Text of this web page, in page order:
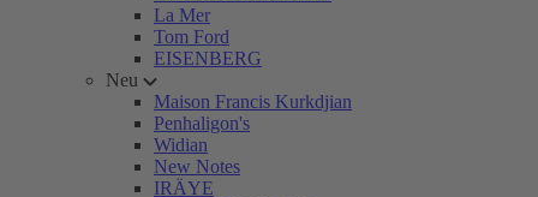
La Mer
Tom Ford
EISENBERG
Neu
Maison Francis Kurkdjian
Penhaligon's
Widian
New Notes
IRÄYE